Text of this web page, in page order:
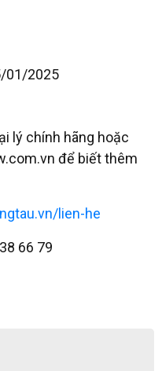
01/2025
lý chính hãng hoặc
để biết thêm
lien-he
66 79